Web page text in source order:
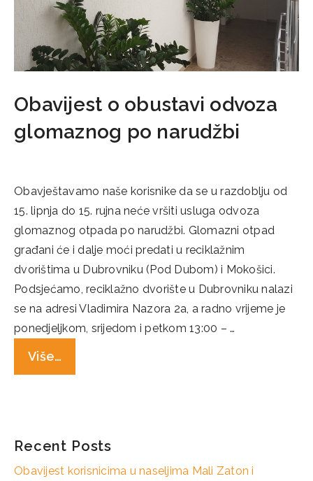
Obavijest o obustavi odvoza
glomaznog po narudžbi
Obavještavamo naše korisnike da se u razdoblju od
15. lipnja do 15. rujna neće vršiti usluga odvoza
glomaznog otpada po narudžbi. Glomazni otpad
građani će i dalje moći predati u reciklažnim
dvorištima u Dubrovniku (Pod Dubom) i Mokošici.
Podsjećamo, reciklažno dvorište u Dubrovniku nalazi
se na adresi Vladimira Nazora 2a, a radno vrijeme je
ponedjeljkom, srijedom i petkom 13:00 – …
Više…
Recent Posts
Obavijest korisnicima u naseljima Mali Zaton i